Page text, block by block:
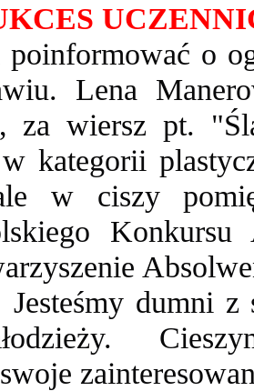
poinformować o
Lena
za wiersz pt.
kategorii
w ciszy
dumni z